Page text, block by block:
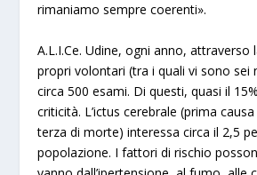
rimaniamo sempre coerenti».
A.L.I.Ce. Udine, ogni anno, attraverso
propri volontari (tra i quali vi sono sei
circa 500 esami. Di questi, quasi il
criticità. L’ictus cerebrale (prima
terza di morte) interessa circa il 2,5
popolazione. I fattori di rischio